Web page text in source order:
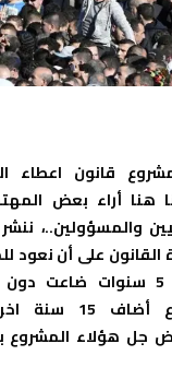
قانون اعطاء
هنا أراء بعض
والمسؤولين..،
على أن نعود
المعنيون على أن 5 سنوات
الرسمي
جل هؤلاء المشروع